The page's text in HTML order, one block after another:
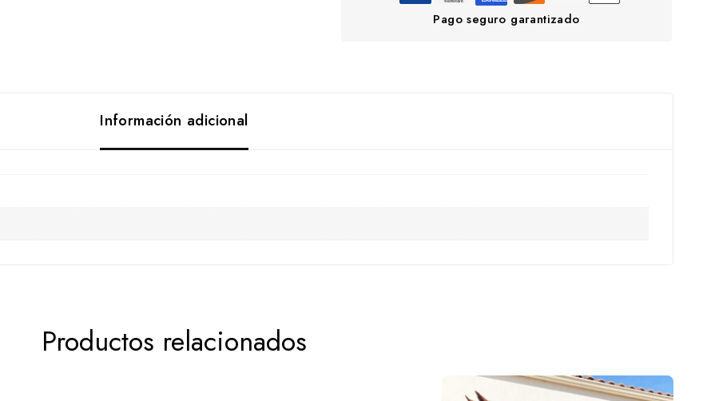
Pago seguro garantizado
Información adicional
Productos relacionados